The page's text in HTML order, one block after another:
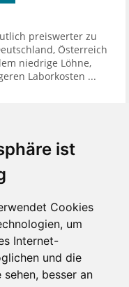
ist
Cookies
um
Internet-
und die
besser an
preiswerter zu
Österreich
niedrige Löhne,
Laborkosten ...
zu setzen, ist